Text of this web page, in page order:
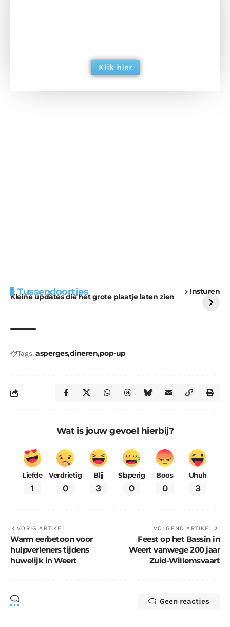
Klik hier
Tussendoortjes Insturen
Kleine updates die het grote plaatje laten zien
voor kabouters
uitdaging
Tags:aspergesdinerenpop-up
Wat is jouw gevoel hierbij?
Liefde
1
Verdrietig
0
Blij
3
Slaperig
0
Boos
0
Uhuh
3
VORIG ARTIKEL
Warm eerbetoon voor
hulpverleners tijdens
huwelijk in Weert
VOLGEND ARTIKEL
Feest op het Bassin in
Weert vanwege 200 jaar
Zuid-Willemsvaart
Geen reacties